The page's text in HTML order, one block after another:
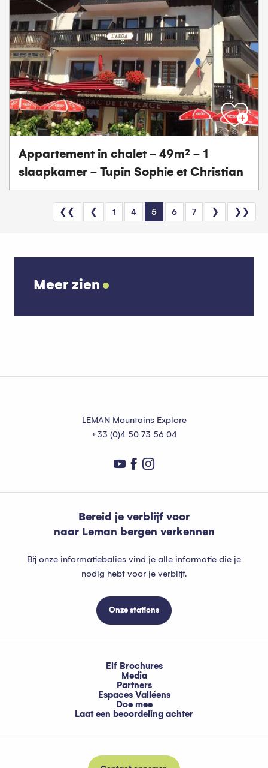
Appartement in chalet - 49m² - 1
slaapkamer - Tupin Sophie et Christian
❮❮ ❮ 1 4 5 6 7 ❯ ❯❯
Meer zien
LEMAN Mountains Explore
+33 (0)4 50 73 56 04
Bereid je verblijf voor
naar Leman bergen verkennen
Bij onze informatiebalies vind je alle informatie die je
nodig hebt voor je verblijf.
Onze stations
Elf Brochures
Media
Partners
Espaces Valléens
Doe mee
Laat een beoordeling achter